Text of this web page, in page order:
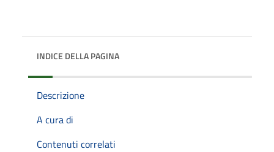
INDICE DELLA PAGINA
Descrizione
A cura di
Contenuti correlati